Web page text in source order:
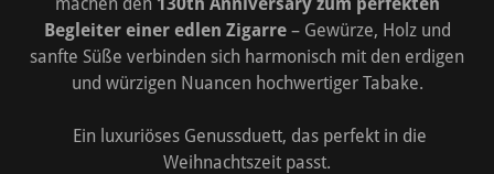
Begleiter einer edlen Zigarre– Gewürze, Holz und
sanfte Süße verbinden sich harmonisch mit den erdigen
und würzigen Nuancen hochwertiger Tabake.
Ein luxuriöses Genussduett, das perfekt in die
Weihnachtszeit passt.